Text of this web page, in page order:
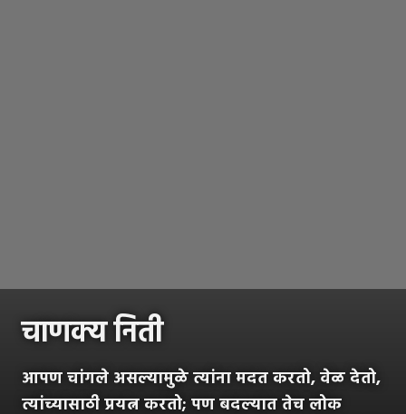
चाणक्य निती
आपण चांगले असल्यामुळे त्यांना मदत करतो, वेळ देतो,
त्यांच्यासाठी प्रयत्न करतो; पण बदल्यात तेच लोक